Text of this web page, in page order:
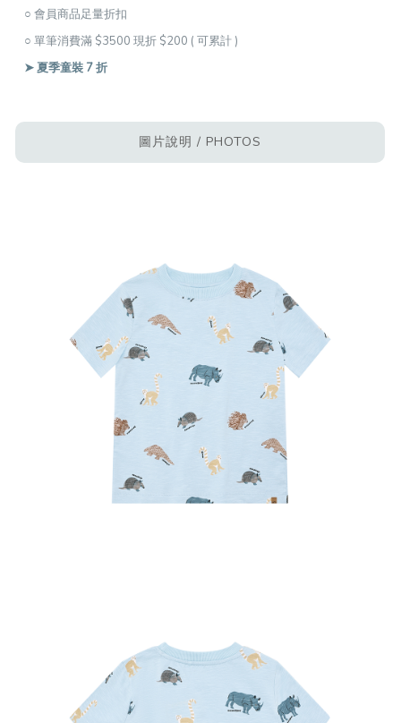
○ 會員商品足量折扣
○ 單筆消費滿 $3500 現折 $200 ( 可累計 )
➤ 夏季童裝 7 折
圖片說明 / PHOTOS